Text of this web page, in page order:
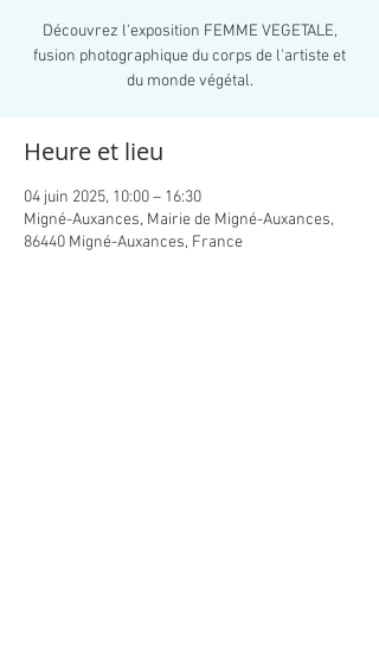
Découvrez l'exposition FEMME VEGETALE,
fusion photographique du corps de l'artiste et
du monde végétal.
Heure et lieu
04 juin 2025, 10:00 – 16:30
Migné-Auxances, Mairie de Migné-Auxances,
86440 Migné-Auxances, France